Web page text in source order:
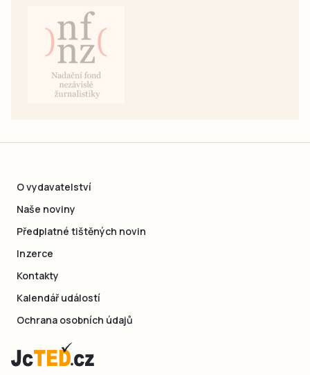
O vydavatelství
Naše noviny
Předplatné tištěných novin
Inzerce
Kontakty
Kalendář událostí
Ochrana osobních údajů